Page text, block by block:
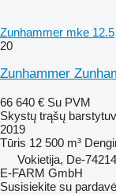
Zunhammer mke 12.5
20
Zunhammer
66 640 € Su PVM
Skystų trąšų
2019
Tūris 12 500 m³
Vokietija, De-
E-FARM GmbH
Susisiekite su